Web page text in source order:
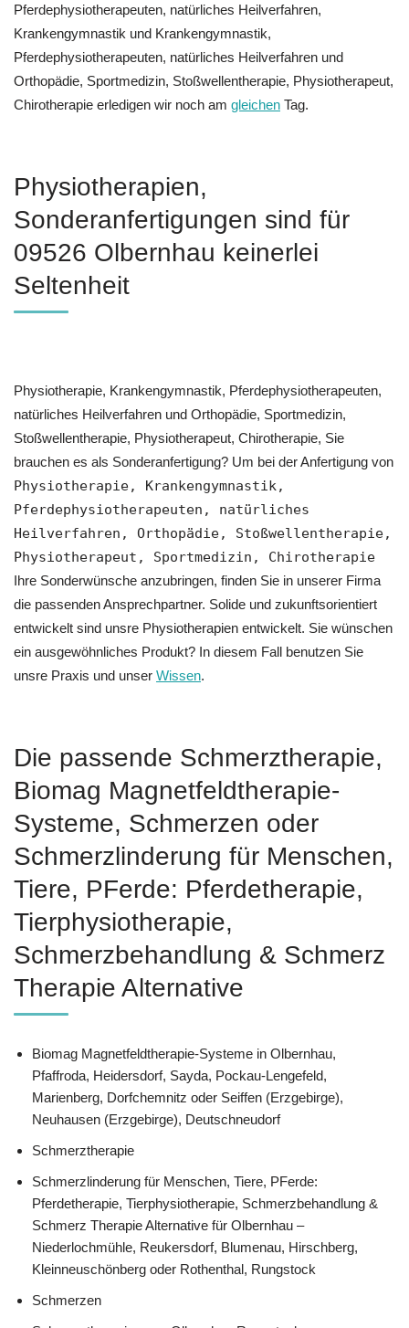
Pferdephysiotherapeuten, natürliches Heilverfahren,
Krankengymnastik und Krankengymnastik,
Pferdephysiotherapeuten, natürliches Heilverfahren und
Orthopädie, Sportmedizin, Stoßwellentherapie, Physiotherapeut,
Chirotherapie erledigen wir noch am gleichen Tag.
Physiotherapien,
Sonderanfertigungen sind für
09526 Olbernhau keinerlei
Seltenheit
Physiotherapie, Krankengymnastik, Pferdephysiotherapeuten,
natürliches Heilverfahren und Orthopädie, Sportmedizin,
Stoßwellentherapie, Physiotherapeut, Chirotherapie, Sie
brauchen es als Sonderanfertigung? Um bei der Anfertigung von
Physiotherapie, Krankengymnastik,
Pferdephysiotherapeuten, natürliches
Heilverfahren, Orthopädie, Stoßwellentherapie,
Physiotherapeut, Sportmedizin, Chirotherapie
Ihre Sonderwünsche anzubringen, finden Sie in unserer Firma
die passenden Ansprechpartner. Solide und zukunftsorientiert
entwickelt sind unsre Physiotherapien entwickelt. Sie wünschen
ein ausgewöhnliches Produkt? In diesem Fall benutzen Sie
unsre Praxis und unser Wissen.
Die passende Schmerztherapie,
Biomag Magnetfeldtherapie-
Systeme, Schmerzen oder
Schmerzlinderung für Menschen,
Tiere, PFerde: Pferdetherapie,
Tierphysiotherapie,
Schmerzbehandlung & Schmerz
Therapie Alternative
Biomag Magnetfeldtherapie-Systeme in Olbernhau,
Pfaffroda, Heidersdorf, Sayda, Pockau-Lengefeld,
Marienberg, Dorfchemnitz oder Seiffen (Erzgebirge),
Neuhausen (Erzgebirge), Deutschneudorf
Schmerztherapie
Schmerzlinderung für Menschen, Tiere, PFerde:
Pferdetherapie, Tierphysiotherapie, Schmerzbehandlung &
Schmerz Therapie Alternative für Olbernhau –
Niederlochmühle, Reukersdorf, Blumenau, Hirschberg,
Kleinneuschönberg oder Rothenthal, Rungstock
Schmerzen